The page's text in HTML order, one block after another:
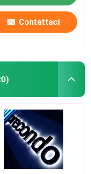
Contattaci